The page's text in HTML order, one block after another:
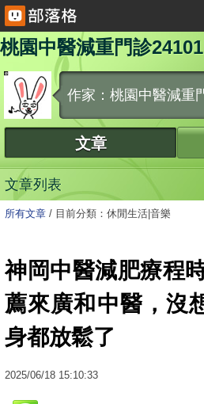
桃園中醫減重門診24101
作家：桃園中醫減重
文章
文章列表
所有文章 / 目前分類：休閒生活|音樂
神岡中醫減肥療程
薦來廣和中醫，沒
身都放鬆了
2025/06/18 15:10:33